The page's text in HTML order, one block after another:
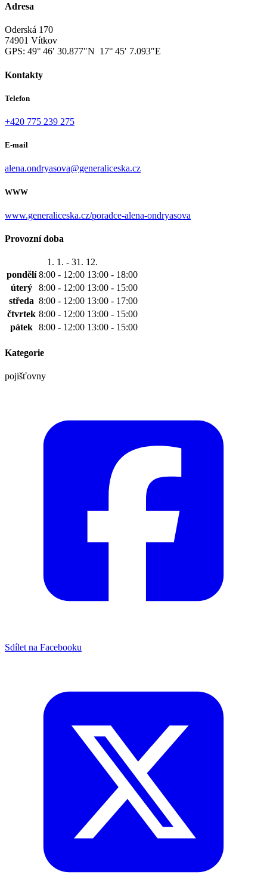
Adresa
Oderská 170
74901 Vítkov
GPS: 49° 46′ 30.877″N 17° 45′ 7.093″E
Kontakty
Telefon
+420 775 239 275
E-mail
alena.ondryasova@generaliceska.cz
WWW
www.generaliceska.cz/poradce-alena-ondryasova
Provozní doba
1. 1. - 31. 12.
pondělí 8:00 - 12:00 13:00 - 18:00
úterý
8:00 - 12:00 13:00 - 15:00
středa 8:00 - 12:00 13:00 - 17:00
čtvrtek 8:00 - 12:00 13:00 - 15:00
pátek 8:00 - 12:00 13:00 - 15:00
Kategorie
pojišťovny
Sdílet na Facebooku